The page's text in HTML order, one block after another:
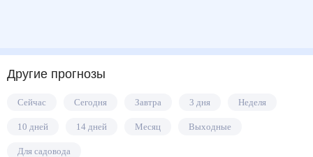
Другие прогнозы
Сейчас Сегодня Завтра 3 дня Неделя
10 дней 14 дней Месяц Выходные
Для садовода